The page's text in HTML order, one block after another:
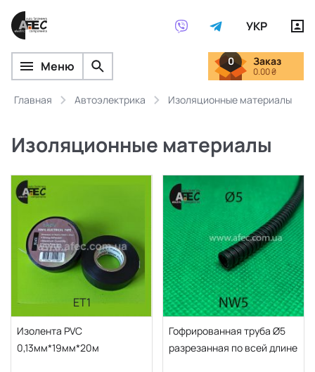
УКР
Меню 0 Заказ
0.00 ₴
Главная Автоэлектрика Изоляционные материалы
Изоляционные материалы
ET1
Изолента PVC
0,13мм*19мм*20м
Гофрированная труба Ø5
разрезанная по всей длине